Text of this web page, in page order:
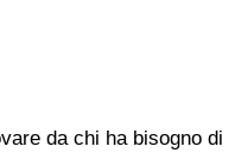
da chi ha bisogno di